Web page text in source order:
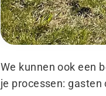
We kunnen ook een
je processen: